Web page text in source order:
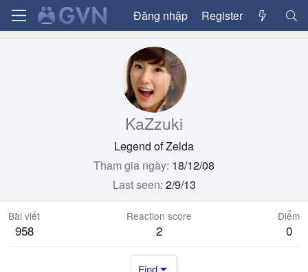
Đăng nhập Register
KaZzuki
Legend of Zelda
Tham gia ngày 18/12/08
Last seen 2/9/13
Bài viết
958
Reaction score
2
Điểm
0
Find